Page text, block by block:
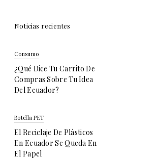
Noticias recientes
Consumo
¿Qué Dice Tu Carrito De
Compras Sobre Tu Idea
Del Ecuador?
Botella PET
El Reciclaje De Plásticos
En Ecuador Se Queda En
El Papel